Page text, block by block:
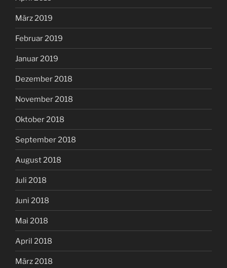
März 2019
Februar 2019
Januar 2019
Dezember 2018
November 2018
Oktober 2018
September 2018
August 2018
Juli 2018
Juni 2018
Mai 2018
April 2018
März 2018